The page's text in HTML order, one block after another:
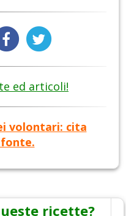
ed articoli!
volontari: cita
ricette?